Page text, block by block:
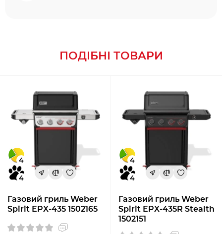
ПОДІБНІ ТОВАРИ
4
4
Газовий гриль Weber
Spirit EPX-435 1502165
4
4
Газовий гриль Weber
Spirit EPX-435R Stealth
1502151